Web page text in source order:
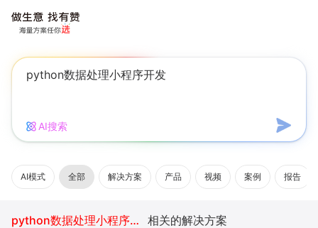
AI搜索
AI模式 全部 解决方案 产品 视频 案例 报告
python数据处理小程序开发 相关的解决方案